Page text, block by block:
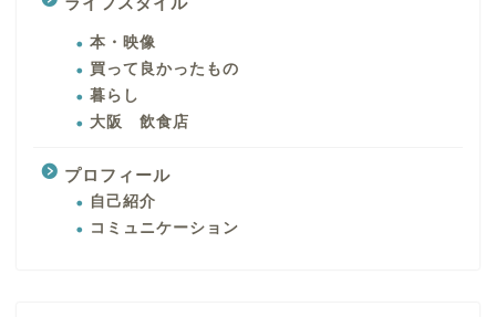
本・映像
買って良かったもの
暮らし
大阪 飲食店
プロフィール
自己紹介
コミュニケーション